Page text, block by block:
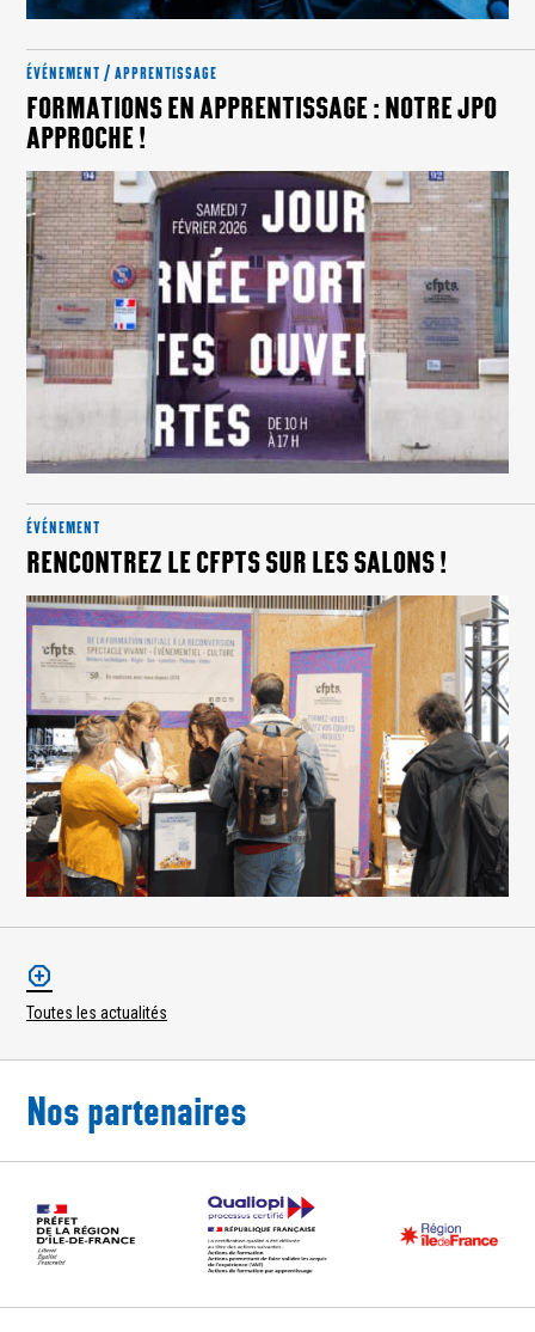
Toutes les actualités
ÉVÉNEMENT / APPRENTISSAGE
FORMATIONS EN APPRENTISSAGE : NOTRE JPO
APPROCHE !
ÉVÉNEMENT
RENCONTREZ LE CFPTS SUR LES SALONS !
Nos partenaires